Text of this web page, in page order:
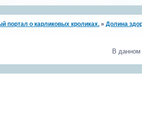
портал о карликовых кроликах. » Долина
В